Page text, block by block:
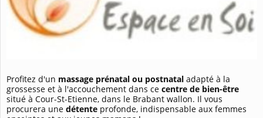
Profitez d'un massage prénatal ou postnatal adapté à la
grossesse et à l'accouchement dans ce centre de bien-être
situé à Cour-St-Etienne, dans le Brabant wallon. Il vous
procurera une détente profonde, indispensable aux femmes